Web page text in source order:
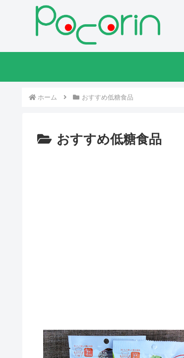
ホーム おすすめ低糖食品
おすすめ低糖食品